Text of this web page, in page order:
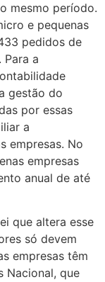
mesmo período.
e pequenas
pedidos de
Para a
gestão do
por essas
a
empresas. No
empresas
anual de até
que altera esse
só devem
empresas têm
Nacional, que